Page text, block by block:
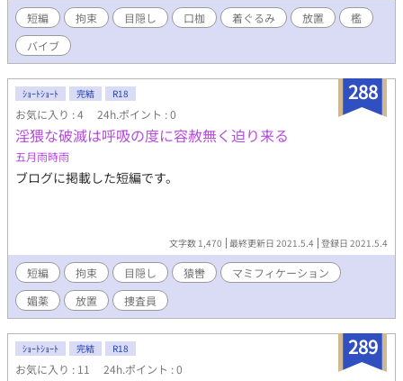
短編 拘束 目隠し 口枷 着ぐるみ 放置
檻
バイブ
288
ｼｮｰﾄｼｮｰﾄ 完結 R18
お気に入り : 4 24h.ポイント : 0
淫猥な破滅は呼吸の度に容赦無く迫り来る
五月雨時雨
ブログに掲載した短編です。
文字数 1,470 最終更新日 2021.5.4 登録日 2021.5.4
短編 拘束 目隠し 猿轡
マミフィケーション
媚薬
放置 捜査員
289
ｼｮｰﾄｼｮｰﾄ 完結 R18
お気に入り : 11 24h.ポイント : 0